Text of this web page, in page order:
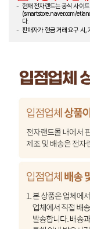
현재 전자랜드는 공식 사이
(smartstore.naver.com/
다.
판매자가 현금 거래 요구 시,